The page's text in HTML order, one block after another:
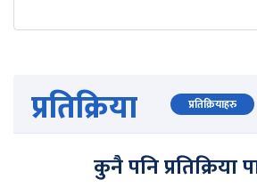
प्रतिक्रिया प्रतिक्रियाहरु
कुनै पनि प्रतिक्रिया